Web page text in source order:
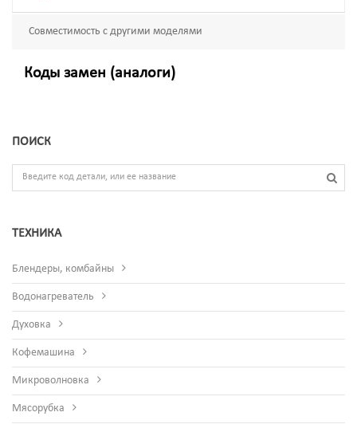
Совместимость с другими моделями
Коды замен (аналоги)
ПОИСК
ТЕХНИКА
Блендеры, комбайны
Водонагреватель
Духовка
Кофемашина
Микроволновка
Мясорубка